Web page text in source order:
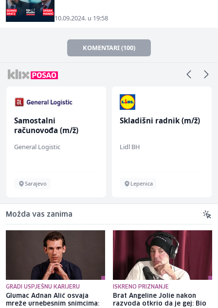
10.09.2024. u 19:58
KOMENTARI (100)
Samostalni
računovođa (m/ž)
General Logistic
Sarajevo
Skladišni radnik (m/ž)
Lidl BH
Lepenica
Možda vas zanima
GRADI USPJEŠNU KARIJERU
Glumac Adnan Alić osvaja
mreže urnebesnim snimcima:
ISKRENO PRIZNANJE
Brat Angeline Jolie nakon
razvoda otkrio da je gej: Bio